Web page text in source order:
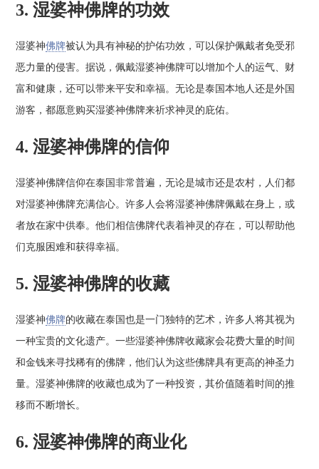
3. 湿婆神佛牌的功效
湿婆神佛牌被认为具有神秘的护佑功效，可以保护佩戴者免受邪
恶力量的侵害。据说，佩戴湿婆神佛牌可以增加个人的运气、财
富和健康，还可以带来平安和幸福。无论是泰国本地人还是外国
游客，都愿意购买湿婆神佛牌来祈求神灵的庇佑。
4. 湿婆神佛牌的信仰
湿婆神佛牌信仰在泰国非常普遍，无论是城市还是农村，人们都
对湿婆神佛牌充满信心。许多人会将湿婆神佛牌佩戴在身上，或
者放在家中供奉。他们相信佛牌代表着神灵的存在，可以帮助他
们克服困难和获得幸福。
5. 湿婆神佛牌的收藏
湿婆神佛牌的收藏在泰国也是一门独特的艺术，许多人将其视为
一种宝贵的文化遗产。一些湿婆神佛牌收藏家会花费大量的时间
和金钱来寻找稀有的佛牌，他们认为这些佛牌具有更高的神圣力
量。湿婆神佛牌的收藏也成为了一种投资，其价值随着时间的推
移而不断增长。
6. 湿婆神佛牌的商业化